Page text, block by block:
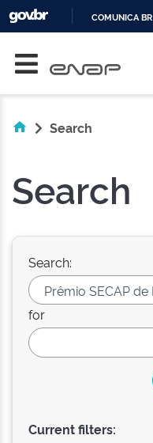
COMUNICA BR
Search
Search
Search:
for
Current filters: